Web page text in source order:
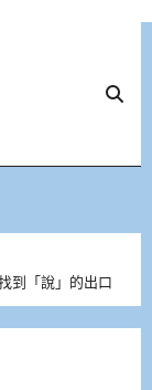
到「說」的出口